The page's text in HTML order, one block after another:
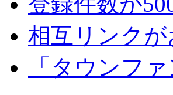
相互リンク
「タウンフ